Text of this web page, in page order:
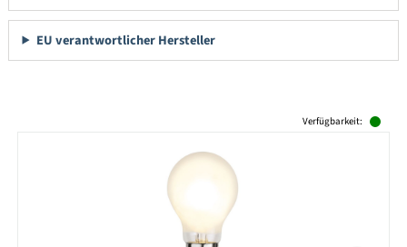
EU verantwortlicher Hersteller
Verfügbarkeit: